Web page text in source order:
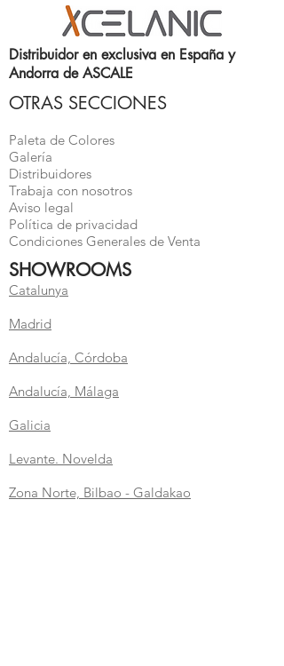
Distribuidor en exclusiva en España y
Andorra de ASCALE
OTRAS SECCIONES
Paleta de Colores
Galería
Distribuidores
Trabaja con nosotros
Aviso legal
Política de privacidad
Condiciones Generales de Venta
SHOWROOMS
Catalunya
Madrid
Andalucía, Córdoba
Andalucía, Málaga
Galicia
Levante. Novelda
Zona Norte, Bilbao - Galdakao